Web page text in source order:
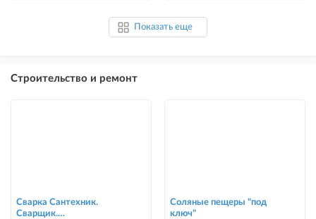
Показать еще
Строительство и ремонт
Сварка Сантехник.
Сварщик.
Соляные пещеры "под
ключ"